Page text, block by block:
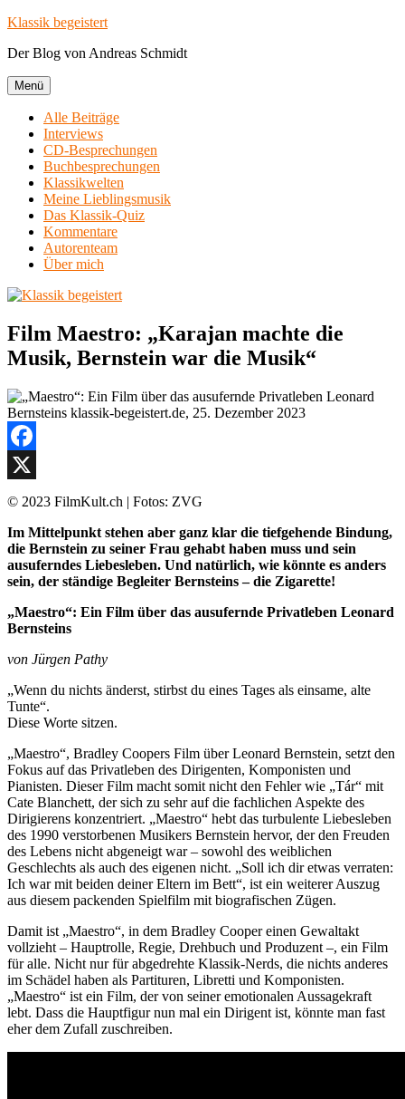
Zum
springen
Klassik begeistert
Der Blog von Andreas Schmidt
Menü
Alle Beiträge
Interviews
CD-Besprechungen
Buchbesprechungen
Klassikwelten
Meine Lieblingsmusik
Das Klassik-Quiz
Kommentare
Autorenteam
Über mich
Film Maestro: „Karajan machte die
Musik, Bernstein war die Musik“
Facebook
X
© 2023 FilmKult.ch | Fotos: ZVG
Im Mittelpunkt stehen aber ganz klar die tiefgehende Bindung,
die Bernstein zu seiner Frau gehabt haben muss und sein
ausuferndes Liebesleben. Und natürlich, wie könnte es anders
sein, der ständige Begleiter Bernsteins – die Zigarette!
„Maestro“: Ein Film über das ausufernde Privatleben Leonard
Bernsteins
von Jürgen Pathy
„Wenn du nichts änderst, stirbst du eines Tages als einsame, alte
Tunte“.
Diese Worte sitzen.
„Maestro“, Bradley Coopers Film über Leonard Bernstein, setzt den
Fokus auf das Privatleben des Dirigenten, Komponisten und
Pianisten. Dieser Film macht somit nicht den Fehler wie „Tár“ mit
Cate Blanchett, der sich zu sehr auf die fachlichen Aspekte des
Dirigierens konzentriert. „Maestro“ hebt das turbulente Liebesleben
des 1990 verstorbenen Musikers Bernstein hervor, der den Freuden
des Lebens nicht abgeneigt war – sowohl des weiblichen
Geschlechts als auch des eigenen nicht. „Soll ich dir etwas verraten:
Ich war mit beiden deiner Eltern im Bett“, ist ein weiterer Auszug
aus diesem packenden Spielfilm mit biografischen Zügen.
Damit ist „Maestro“, in dem Bradley Cooper einen Gewaltakt
vollzieht – Hauptrolle, Regie, Drehbuch und Produzent –, ein Film
für alle. Nicht nur für abgedrehte Klassik-Nerds, die nichts anderes
im Schädel haben als Partituren, Libretti und Komponisten.
„Maestro“ ist ein Film, der von seiner emotionalen Aussagekraft
lebt. Dass die Hauptfigur nun mal ein Dirigent ist, könnte man fast
eher dem Zufall zuschreiben.